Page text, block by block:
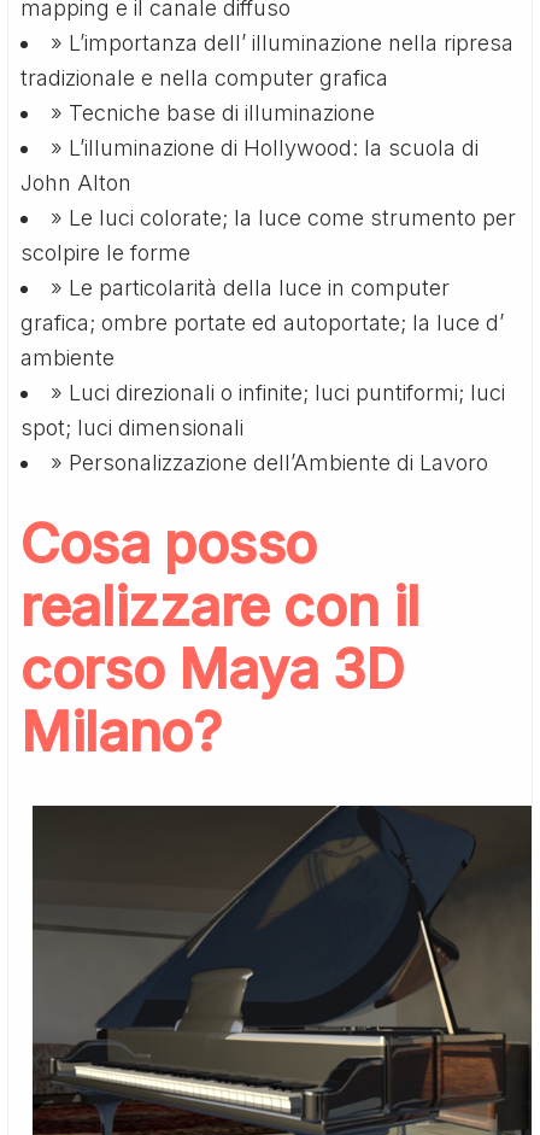
mapping e il canale diffuso
» L’importanza dell’ illuminazione nella ripresa
tradizionale e nella computer grafica
» Tecniche base di illuminazione
» L’illuminazione di Hollywood: la scuola di
John Alton
» Le luci colorate; la luce come strumento per
scolpire le forme
» Le particolarità della luce in computer
grafica; ombre portate ed autoportate; la luce d’
ambiente
» Luci direzionali o infinite; luci puntiformi; luci
spot; luci dimensionali
» Personalizzazione dell’Ambiente di Lavoro
Cosa posso
realizzare con il
corso Maya 3D
Milano?